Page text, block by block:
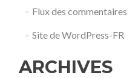
Flux des commentaires
Site de WordPress-FR
ARCHIVES